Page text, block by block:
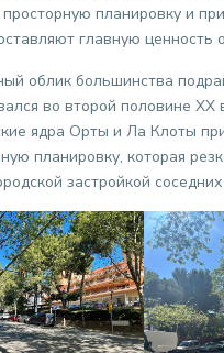
просторную планировку и
главную ценность
облик большинства
во второй половине XX
ядра Орты и Ла Клоты
планировку, которая
застройкой соседних